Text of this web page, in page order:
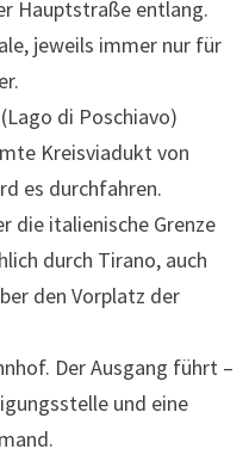
Hauptstraße entlang.
jeweils immer nur für
di Poschiavo)
Kreisviadukt von
es durchfahren.
die italienische Grenze
durch Tirano, auch
den Vorplatz der
Der Ausgang führt –
und eine